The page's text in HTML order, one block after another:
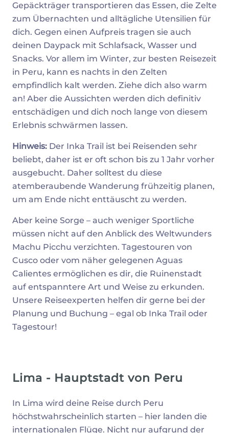
Gepäckträger transportieren das Essen, die Zelte
zum Übernachten und alltägliche Utensilien für
dich. Gegen einen Aufpreis tragen sie auch
deinen Daypack mit Schlafsack, Wasser und
Snacks. Vor allem im Winter, zur besten Reisezeit
in Peru, kann es nachts in den Zelten
empfindlich kalt werden. Ziehe dich also warm
an! Aber die Aussichten werden dich definitiv
entschädigen und dich noch lange von diesem
Erlebnis schwärmen lassen.
Hinweis: Der Inka Trail ist bei Reisenden sehr
beliebt, daher ist er oft schon bis zu 1 Jahr vorher
ausgebucht. Daher solltest du diese
atemberaubende Wanderung frühzeitig planen,
um am Ende nicht enttäuscht zu werden.
Aber keine Sorge – auch weniger Sportliche
müssen nicht auf den Anblick des Weltwunders
Machu Picchu verzichten. Tagestouren von
Cusco oder vom näher gelegenen Aguas
Calientes ermöglichen es dir, die Ruinenstadt
auf entspanntere Art und Weise zu erkunden.
Unsere Reiseexperten helfen dir gerne bei der
Planung und Buchung – egal ob Inka Trail oder
Tagestour!
Lima - Hauptstadt von Peru
In Lima wird deine Reise durch Peru
höchstwahrscheinlich starten – hier landen die
internationalen Flüge. Nicht nur aufgrund der